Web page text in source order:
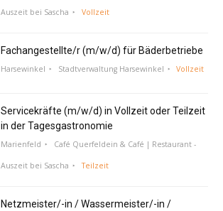
Auszeit bei Sascha Vollzeit
Fachangestellte/r (m/w/d) für Bäderbetriebe
Harsewinkel Stadtverwaltung Harsewinkel Vollzeit
Servicekräfte (m/w/d) in Vollzeit oder Teilzeit
in der Tagesgastronomie
Marienfeld Café Querfeldein & Café | Restaurant -
Auszeit bei Sascha Teilzeit
Netzmeister/-in / Wassermeister/-in /